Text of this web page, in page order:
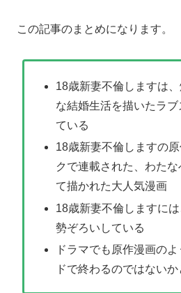
この記事のまとめになります。
18歳新妻不倫しますは
な結婚生活を描いたラ
ている
18歳新妻不倫しますの
クで連載された、わた
て描かれた大人気漫画
18歳新妻不倫しますに
勢ぞろいしている
ドラマでも原作漫画の
ドで終わるのではない